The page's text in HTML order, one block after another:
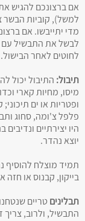
אם ברצונכם להגיש
מדי יתייבשו. אם
לחוטים לאחר הבישול.
תיבול:התיבול יכול
מיסו, מחיות קארי
ופטריות או ים
פלפל צ'ומה, סחוג
היו יצירתיים
יוצא נהדר.
תמיד מוצלח
בייקון, קבנוס או חזה
תבליניםטריים
התבשיל, ולרוב,